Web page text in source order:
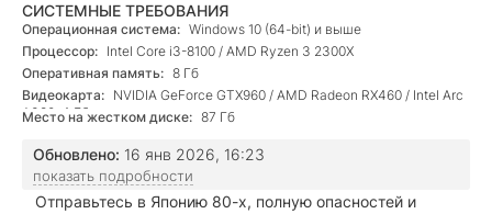
СИСТЕМНЫЕ ТРЕБОВАНИЯ
Операционная система: Windows 10 (64-bit) и выше
Процессор: Intel Core i3-8100 / AMD Ryzen 3 2300X
Оперативная память: 8 Гб
Видеокарта: NVIDIA GeForce GTX960 / AMD Radeon RX460 / Intel Arc
A380, 4 Гб
Место на жестком диске: 87 Гб
Обновлено: 16 янв 2026, 16:23
показать подробности
Отправьтесь в Японию 80-х, полную опасностей и